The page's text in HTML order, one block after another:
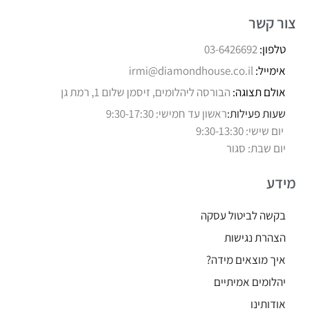
צור קשר
טלפון:03-6426692
אימייל:irmi@diamondhouse.co.il
אולם תצוגה: הבורסה ליהלומים, זיסמן שלום 1, רמת גן
שעות פעילות:ראשון עד חמישי: 9:30-17:30
יום שישי: 9:30-13:30
יום שבת: סגור
מידע
בקשה לביטול עסקה
הצהרת נגישות
איך מוצאים מידה?
יהלומים אמיתיים
אודותינו